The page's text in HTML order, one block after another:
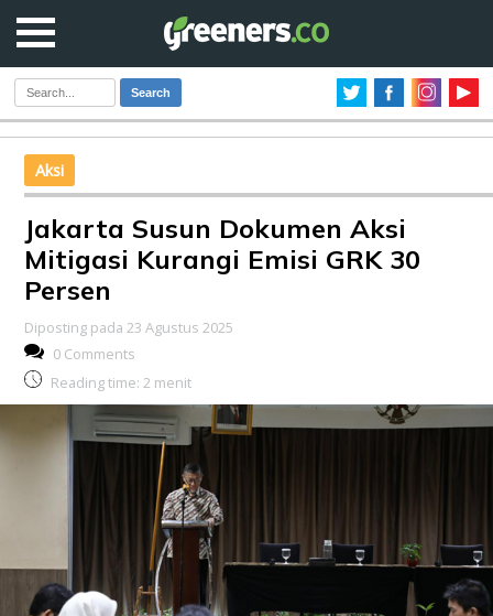
Search
Aksi
Jakarta Susun Dokumen Aksi
Mitigasi Kurangi Emisi GRK 30
Persen
Diposting pada 23 Agustus 2025
0 Comments
Reading time: 2 menit